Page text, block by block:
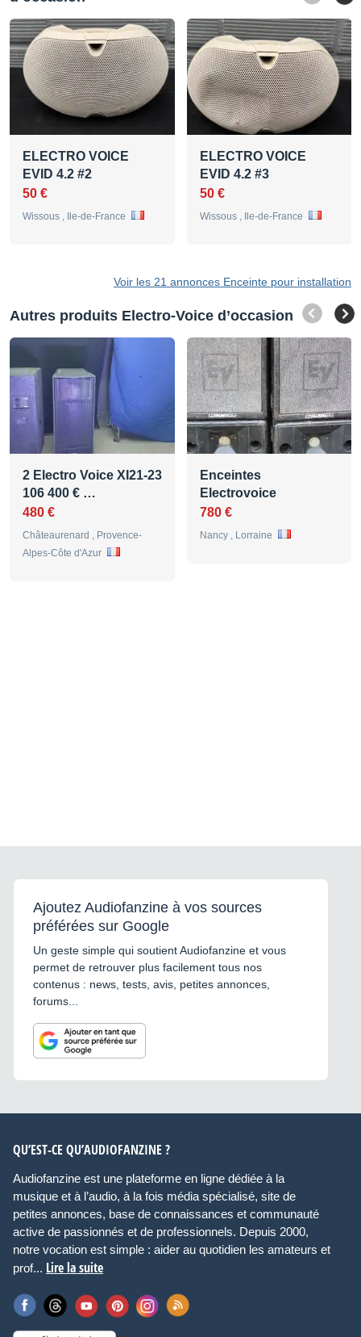
ELECTRO VOICE
EVID 4.2 #2
50 €
Wissous , Ile-de-France
ELECTRO VOICE
EVID 4.2 #3
50 €
Wissous , Ile-de-France
Voir les 21 annonces Enceinte pour installation
Autres produits Electro-Voice d’occasion
2 Electro Voice XI21-23
106 400 € …
480 €
Châteaurenard , Provence-
Alpes-Côte d'Azur
Enceintes
Electrovoice
780 €
Nancy , Lorraine
Ajoutez Audiofanzine à vos sources
préférées sur Google
Un geste simple qui soutient Audiofanzine et vous
permet de retrouver plus facilement tous nos
contenus : news, tests, avis, petites annonces,
forums...
QU’EST-CE QU’AUDIOFANZINE ?
Audiofanzine est une plateforme en ligne dédiée à la
musique et à l’audio, à la fois média spécialisé, site de
petites annonces, base de connaissances et communauté
active de passionnés et de professionnels. Depuis 2000,
notre vocation est simple : aider au quotidien les amateurs et
prof... Lire la suite